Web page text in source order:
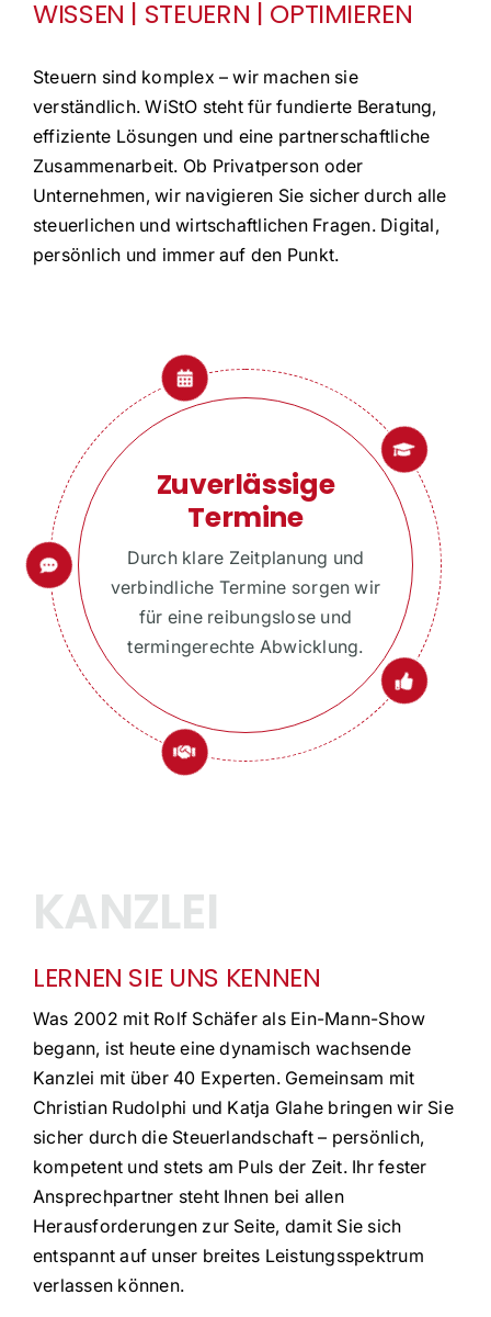
FAQ
WISSEN | STEUERN | OPTIMIEREN
Steuern sind komplex – wir machen sie
verständlich. WiStO steht für fundierte Beratung,
effiziente Lösungen und eine partnerschaftliche
Zusammenarbeit. Ob Privatperson oder
Unternehmen, wir navigieren Sie sicher durch alle
steuerlichen und wirtschaftlichen Fragen. Digital,
persönlich und immer auf den Punkt.
Zuverlässige
Termine
Durch klare Zeitplanung und
verbindliche Termine sorgen wir
für eine reibungslose und
termingerechte Abwicklung.
KANZLEI
LERNEN SIE UNS KENNEN
Was 2002 mit Rolf Schäfer als Ein-Mann-Show
begann, ist heute eine dynamisch wachsende
Kanzlei mit über 40 Experten. Gemeinsam mit
Christian Rudolphi und Katja Glahe bringen wir Sie
sicher durch die Steuerlandschaft – persönlich,
kompetent und stets am Puls der Zeit. Ihr fester
Ansprechpartner steht Ihnen bei allen
Herausforderungen zur Seite, damit Sie sich
entspannt auf unser breites Leistungsspektrum
verlassen können.